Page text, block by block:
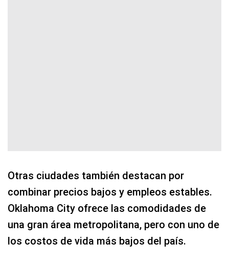
Otras ciudades también destacan por
combinar precios bajos y empleos estables.
Oklahoma City ofrece las comodidades de
una gran área metropolitana, pero con uno de
los costos de vida más bajos del país.